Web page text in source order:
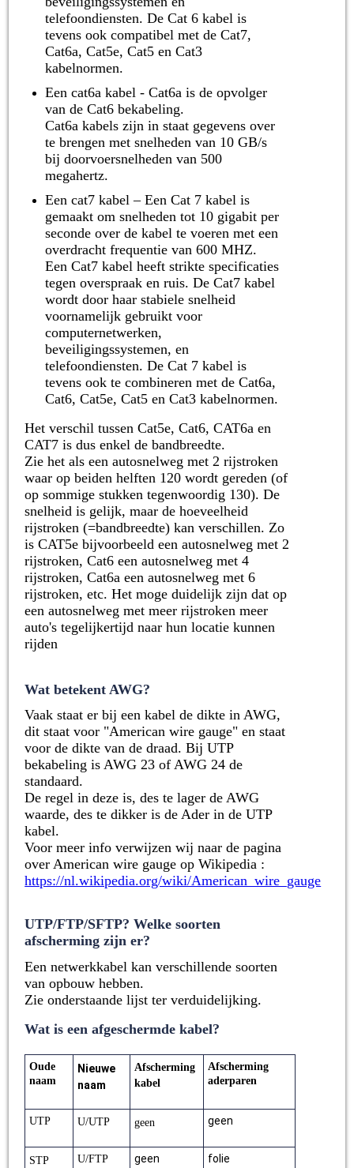
telefoondiensten. De Cat 6 kabel is
tevens ook compatibel met de Cat7,
Cat6a, Cat5e, Cat5 en Cat3
kabelnormen.
Een cat6a kabel - Cat6a is de opvolger
van de Cat6 bekabeling.
Cat6a kabels zijn in staat gegevens over
te brengen met snelheden van 10 GB/s
bij doorvoersnelheden van 500
megahertz.
Een cat7 kabel – Een Cat 7 kabel is
gemaakt om snelheden tot 10 gigabit per
seconde over de kabel te voeren met een
overdracht frequentie van 600 MHZ.
Een Cat7 kabel heeft strikte specificaties
tegen overspraak en ruis. De Cat7 kabel
wordt door haar stabiele snelheid
voornamelijk gebruikt voor
computernetwerken,
beveiligingssystemen, en
telefoondiensten. De Cat 7 kabel is
tevens ook te combineren met de Cat6a,
Cat6, Cat5e, Cat5 en Cat3 kabelnormen.
Het verschil tussen Cat5e, Cat6, CAT6a en
CAT7 is dus enkel de bandbreedte.
Zie het als een autosnelweg met 2 rijstroken
waar op beiden helften 120 wordt gereden (of
op sommige stukken tegenwoordig 130). De
snelheid is gelijk, maar de hoeveelheid
rijstroken (=bandbreedte) kan verschillen. Zo
is CAT5e bijvoorbeeldeen autosnelweg met 2
rijstroken, Cat6 een autosnelweg met 4
rijstroken, Cat6a een autosnelweg met 6
rijstroken, etc. Het moge duidelijk zijn dat op
een autosnelweg met meer rijstroken meer
auto's tegelijkertijd naar hun locatie kunnen
rijden
Wat betekent AWG?
Vaak staat er bij een kabel de dikte in AWG,
dit staat voor "American wire gauge" en staat
voor de dikte van de draad. Bij UTP
bekabeling is AWG 23 of AWG 24 de
standaard.
De regel in deze is, des te lager de AWG
waarde, des te dikker is de Ader in de UTP
kabel.
Voor meer info verwijzen wij naar de pagina
overAmerican wire gauge op Wikipedia :
https://nl.wikipedia.org/wiki/American_wire_gauge
UTP/FTP/SFTP? Welke soorten
afscherming zijn er?
Een netwerkkabel kan verschillende soorten
van opbouw hebben.
Zie onderstaande lijst ter verduidelijking.
Wat is een afgeschermde kabel?
Oude
naam
Nieuwe
naam
Afscherming
kabel
Afscherming
aderparen
UTP U/UTP geen geen
STP U/FTP geen folie